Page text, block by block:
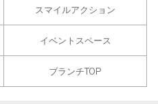
スマイルアクション
イベントスペース
ブランチTOP